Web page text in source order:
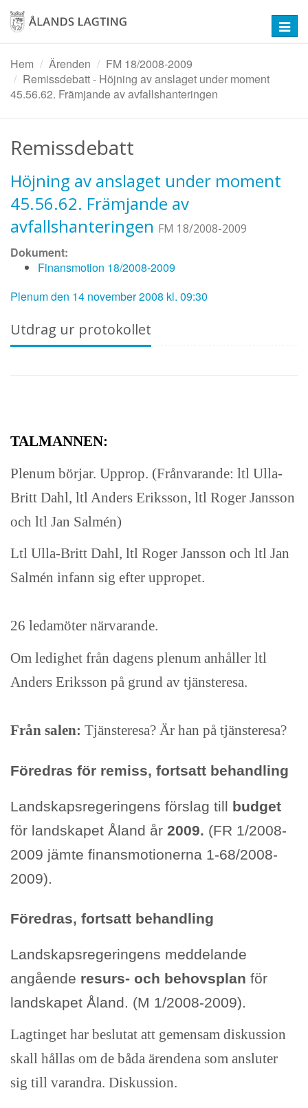
Hoppa
huvudinnehåll
Hem
Ärenden
FM 18/2008-2009
Remissdebatt - Höjning av anslaget under moment
45.56.62. Främjande av avfallshanteringen
Remissdebatt
Höjning av anslaget under moment
45.56.62. Främjande av
avfallshanteringen FM 18/2008-2009
Dokument:
Finansmotion 18/2008-2009
Plenum den 14 november 2008 kl. 09:30
Utdrag ur protokollet
TALMANNEN:
Plenum börjar. Upprop. (Frånvarande: ltl Ulla-
Britt Dahl, ltl Anders Eriksson, ltl Roger Jansson
och ltl Jan Salmén)
Ltl Ulla-Britt Dahl, ltl Roger Jansson och ltl Jan
Salmén infann sig efter uppropet.
26 ledamöter närvarande.
Om ledighet från dagens plenum anhåller ltl
Anders Eriksson på grund av tjänsteresa.
Från salen: Tjänsteresa? Är han på tjänsteresa?
Föredras för remiss, fortsatt behandling
Landskapsregeringens förslag till budget
för landskapet Åland år 2009. (FR 1/2008-
2009 jämte finansmotionerna 1-68/2008-
2009).
Föredras, fortsatt behandling
Landskapsregeringens meddelande
angående resurs- och behovsplan för
landskapet Åland. (M 1/2008-2009).
Lagtinget har beslutat att gemensam diskussion
skall hållas om de båda ärendena som ansluter
sig till varandra. Diskussion.